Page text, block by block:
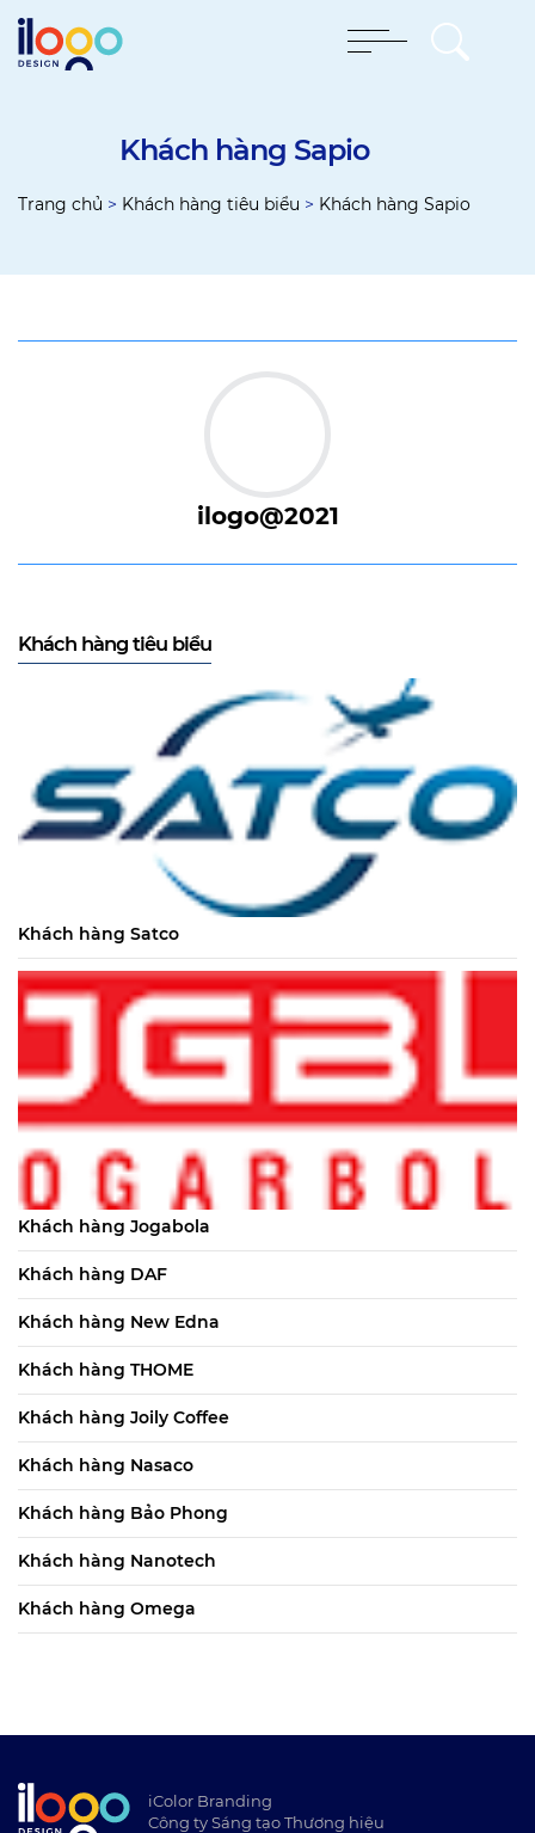
Khách hàng Sapio
Trang chủ > Khách hàng tiêu biểu > Khách hàng Sapio
ilogo@2021
Khách hàng tiêu biểu
Khách hàng Satco
Khách hàng Jogabola
Khách hàng DAF
Khách hàng New Edna
Khách hàng THOME
Khách hàng Joily Coffee
Khách hàng Nasaco
Khách hàng Bảo Phong
Khách hàng Nanotech
Khách hàng Omega
iColor Branding
Công ty Sáng tạo Thương hiệu